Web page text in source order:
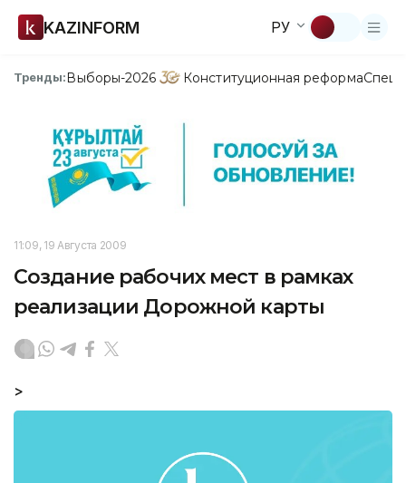
KAZINFORM РУ
Тренды:Выборы-2026 Конституционная реформа
11:09, 19 Августа 2009
Создание рабочих мест в рамках
реализации Дорожной карты
>